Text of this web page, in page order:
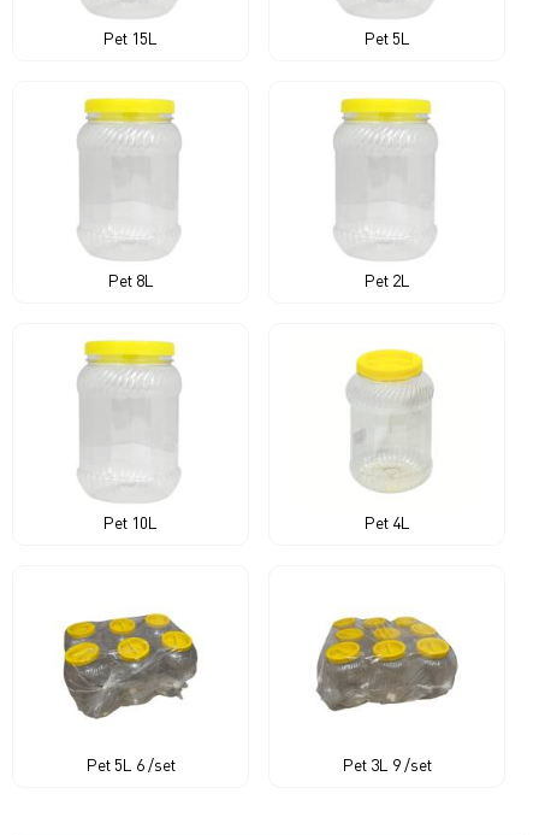
Pet 15L Pet 5L
Pet 8L Pet 2L
Pet 10L Pet 4L
Pet 5L 6 /set Pet 3L 9 /set